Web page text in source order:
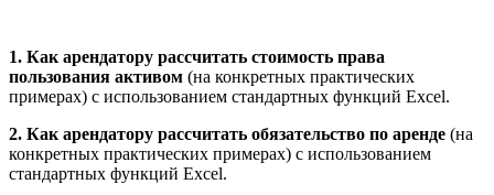
1. Как арендатору рассчитать стоимость права
пользования активом (на конкретных практических
примерах) с использованием стандартных функций Excel.
2. Как арендатору рассчитать обязательство по аренде (на
конкретных практических примерах) с использованием
стандартных функций Excel.